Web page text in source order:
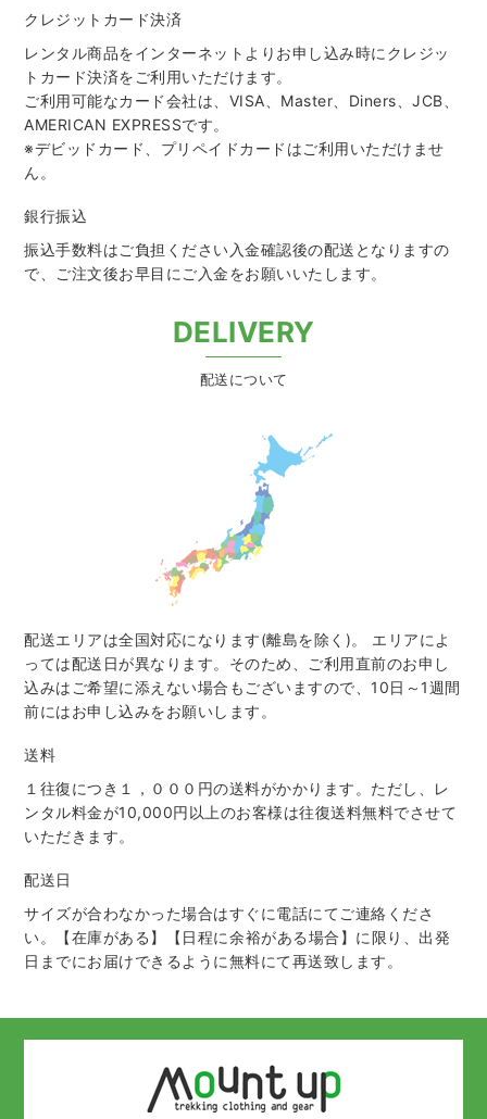
クレジットカード決済
レンタル商品をインターネットよりお申し込み時にクレジッ
トカード決済をご利用いただけます。
ご利用可能なカード会社は、VISA、Master、Diners、JCB、
AMERICAN EXPRESSです。
※デビッドカード、プリペイドカードはご利用いただけませ
ん。
銀行振込
振込手数料はご負担ください入金確認後の配送となりますの
で、 ご注文後お早目にご入金をお願いいたします。
DELIVERY
配送について
配送エリアは全国対応になります(離島を除く)。 エリアによ
っては配送日が異なります。そのため、ご利用直前のお申し
込みはご希望に添えない場合もございますので、10日～1週間
前にはお申し込みをお願いします。
送料
１往復につき１，０００円の送料がかかります。ただし、レ
ンタル料金が10,000円以上のお客様は往復送料無料でさせて
いただきます。
配送日
サイズが合わなかった場合はすぐに電話にてご連絡くださ
い。【在庫がある】【日程に余裕がある場合】に限り、出発
日までにお届けできるように無料にて再送致します。